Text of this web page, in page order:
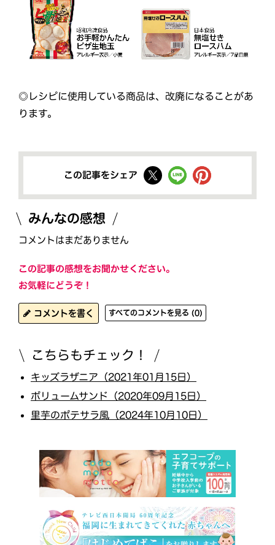
◎レシピに使用している商品は、改廃になることがあ
ります。
この記事をシェア
みんなの感想
コメントはまだありません
この記事の感想をお聞かせください。
お気軽にどうぞ！
コメントを書く すべてのコメントを見る (0)
こちらもチェック！
キッズラザニア（2021年01月15日）
ボリュームサンド（2020年09月15日）
里芋のポテサラ風（2024年10月10日）